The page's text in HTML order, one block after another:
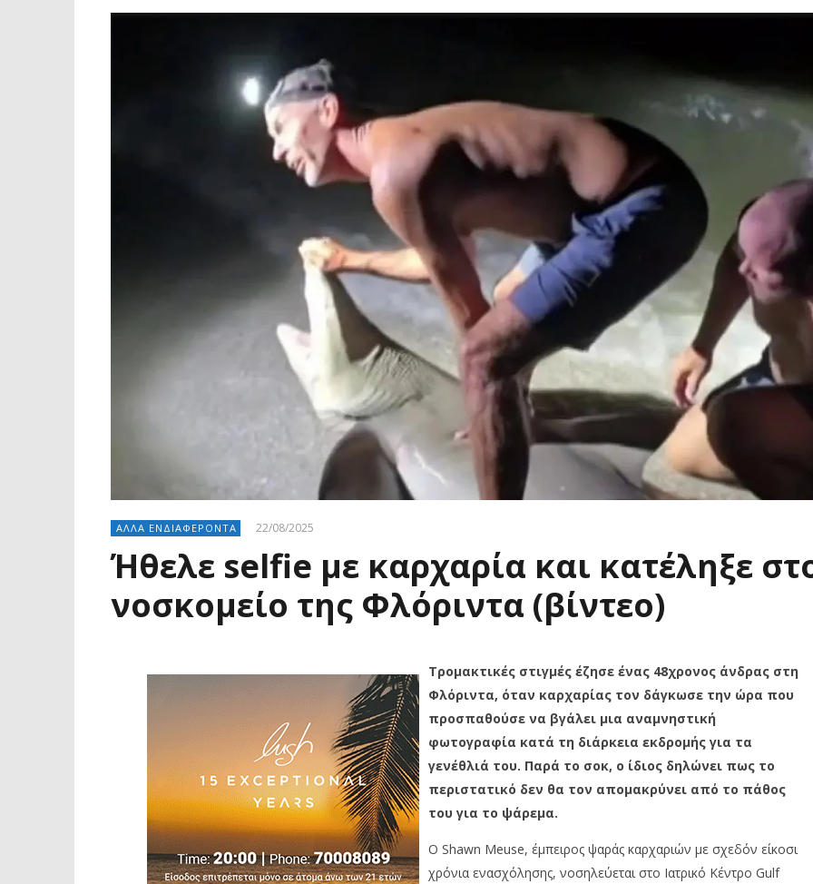
ΑΛΛΑ ΕΝΔΙΑΦΕΡΟΝΤΑ 22/08/2025
Ήθελε selfie με καρχαρία και κατέληξε
νοσκομείο της Φλόριντα (βίντεο)
Τρομακτικές στιγμές έζησε ένας 48χρονος άνδρας στη
Φλόριντα, όταν καρχαρίας τον δάγκωσε την ώρα που
προσπαθούσε να βγάλει μια αναμνηστική
φωτογραφία κατά τη διάρκεια εκδρομής για τα
γενέθλιά του. Παρά το σοκ, ο ίδιος δηλώνει πως το
περιστατικό δεν θα τον απομακρύνει από το πάθος
του για το ψάρεμα.
Ο Shawn Meuse, έμπειρος ψαράς καρχαριών με σχεδόν είκοσι
χρόνια ενασχόλησης, νοσηλεύεται στο Ιατρικό Κέντρο Gulf